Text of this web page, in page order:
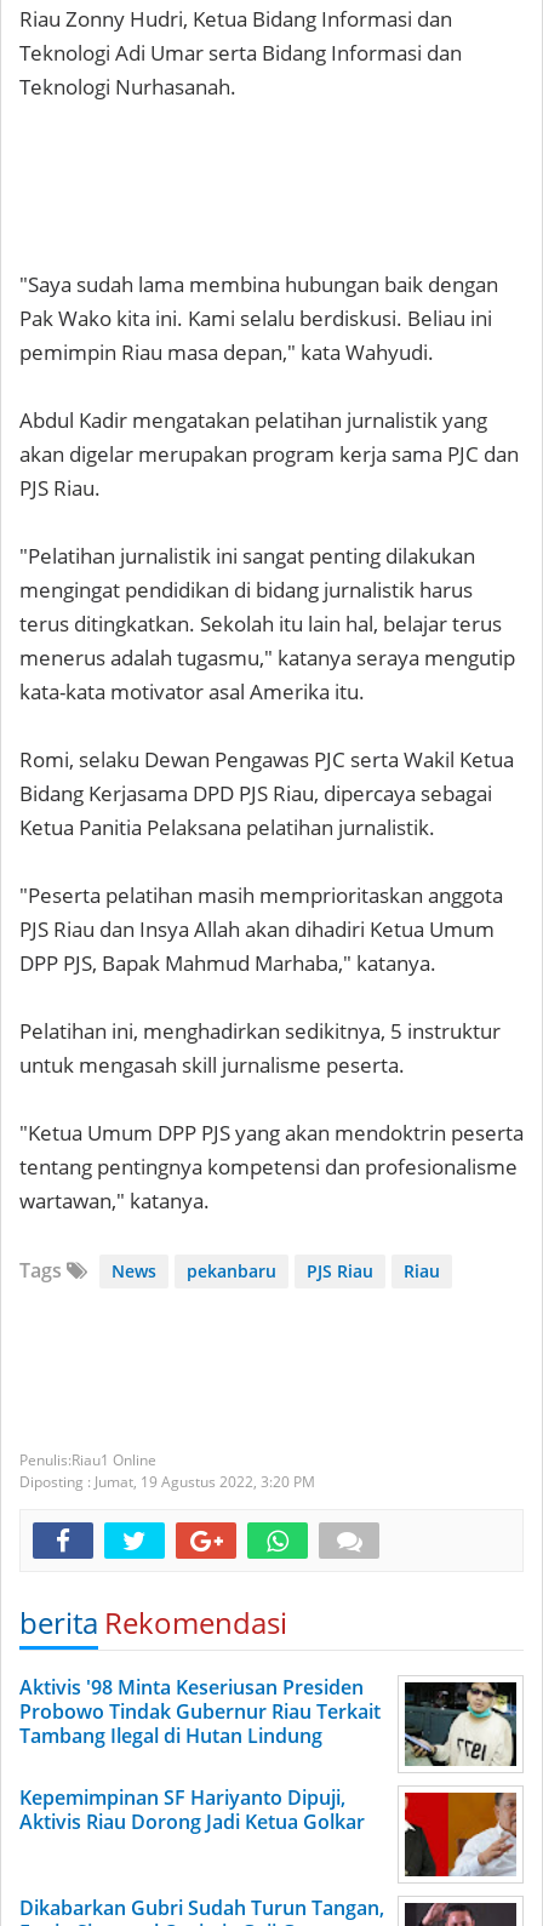
Riau Zonny Hudri, Ketua Bidang Informasi dan
Teknologi Adi Umar serta Bidang Informasi dan
Teknologi Nurhasanah.
"Saya sudah lama membina hubungan baik dengan
Pak Wako kita ini. Kami selalu berdiskusi. Beliau ini
pemimpin Riau masa depan," kata Wahyudi.
Abdul Kadir mengatakan pelatihan jurnalistik yang
akan digelar merupakan program kerja sama PJC dan
PJS Riau.
"Pelatihan jurnalistik ini sangat penting dilakukan
mengingat pendidikan di bidang jurnalistik harus
terus ditingkatkan. Sekolah itu lain hal, belajar terus
menerus adalah tugasmu," katanya seraya mengutip
kata-kata motivator asal Amerika itu.
Romi, selaku Dewan Pengawas PJC serta Wakil Ketua
Bidang Kerjasama DPD PJS Riau, dipercaya sebagai
Ketua Panitia Pelaksana pelatihan jurnalistik.
"Peserta pelatihan masih memprioritaskan anggota
PJS Riau dan Insya Allah akan dihadiri Ketua Umum
DPP PJS, Bapak Mahmud Marhaba," katanya.
Pelatihan ini, menghadirkan sedikitnya, 5 instruktur
untuk mengasah skill jurnalisme peserta.
"Ketua Umum DPP PJS yang akan mendoktrin peserta
tentang pentingnya kompetensi dan profesionalisme
wartawan," katanya.
Tags News pekanbaru PJS Riau Riau
Riau1 Online
Diposting : Jumat, 19 Agustus 2022, 3:20 PM
berita Rekomendasi
Aktivis '98 Minta Keseriusan Presiden
Probowo Tindak Gubernur Riau Terkait
Tambang Ilegal di Hutan Lindung
Kepemimpinan SF Hariyanto Dipuji,
Aktivis Riau Dorong Jadi Ketua Golkar
Dikabarkan Gubri Sudah Turun Tangan,